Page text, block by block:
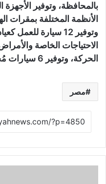
بالمحافظة، وتوفير الأجهزة
الأنظمة المختلفة بمقرات
وتوفير 12 سيارة
الاحتياجات الخاصة
الحركة، وتوفير 6 سيارات مُجهزة بغرفة تبريد لنقل الأدوية.
مصر